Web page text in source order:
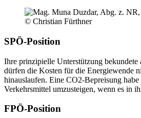
© Christian Fürthner
SPÖ-Position
Ihre prinzipielle Unterstützung bekundete
dürfen die Kosten für die Energiewende
hinauslaufen. Eine CO2-Bepreisung
Verkehrsmittel umzusteigen, wenn es in
FPÖ-Position